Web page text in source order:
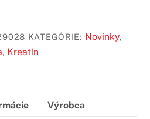
KATEGÓRIE: Novinky,
, Kreatín
Výrobca